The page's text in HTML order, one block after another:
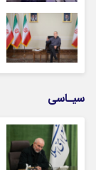
سیـاسی